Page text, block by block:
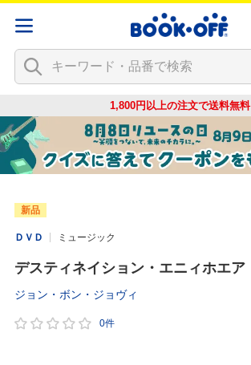
1,800円以上の注文で送料無料
新品
ＤＶＤ ミュージック
デスティネイション・エニィホエア
ジョン・ボン・ジョヴィ
0件